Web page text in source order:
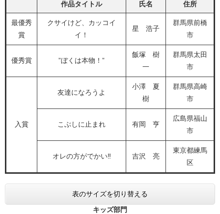
作品タイトル 氏名 住所
最優秀
賞
クサイけど、カッコイ
イ！
星 浩子
群馬県前橋
市
優秀賞 ”ぼくは本物！”
飯塚 樹
一
群馬県太田
市
入賞
友達になろうよ
小澤 夏
樹
群馬県高崎
市
こぶしに止まれ 有岡 亨
広島県福山
市
オレの方がでかい‼ 吉沢 亮
東京都練馬
区
表のサイズを切り替える
キッズ部門